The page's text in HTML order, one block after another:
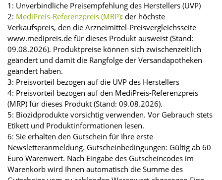
1: Unverbindliche Preisempfehlung des Herstellers (UVP)
2: MediPreis-Referenzpreis (MRP): der höchste
Verkaufspreis, den die Arzneimittel-Preisvergleichsseite
www.medipreis.de für dieses Produkt ausweist (Stand:
09.08.2026). Produktpreise können sich zwischenzeitlich
geändert und damit die Rangfolge der Versandapotheken
geändert haben.
3: Preisvorteil bezogen auf die UVP des Herstellers
4: Preisvorteil bezogen auf den MediPreis-Referenzpreis
(MRP) für dieses Produkt (Stand: 09.08.2026).
5: Biozidprodukte vorsichtig verwenden. Vor Gebrauch stets
Etikett und Produktinformationen lesen.
6: Sie erhalten den Gutschein für Ihre erste
Newsletteranmeldung. Gutscheinbedingungen: Gültig ab 60
Euro Warenwert. Nach Eingabe des Gutscheincodes im
Warenkorb wird Ihnen automatisch die Summe des